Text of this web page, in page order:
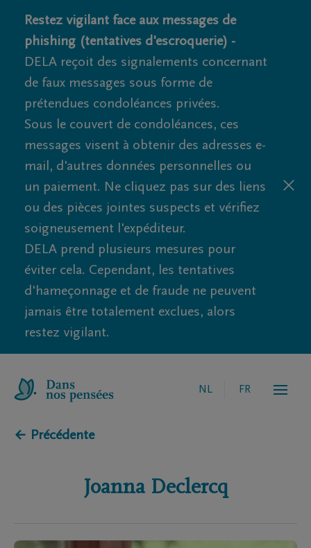
Restez vigilant face aux messages de
phishing (tentatives d'escroquerie) -
DELA reçoit des signalements concernant
de faux messages sous forme de
prétendues condoléances privées.
Sous le couvert de condoléances, ces
messages visent à obtenir des adresses e-
mail, d'autres données personnelles ou
un paiement. Ne cliquez pas sur des liens
ou des pièces jointes suspects et vérifiez
soigneusement l'expéditeur.
DELA prend plusieurs mesures pour
éviter cela. Cependant, les tentatives
d'hameçonnage et de fraude ne peuvent
jamais être totalement exclues, alors
restez vigilant.
NL FR
← Précédente
Joanna Declercq